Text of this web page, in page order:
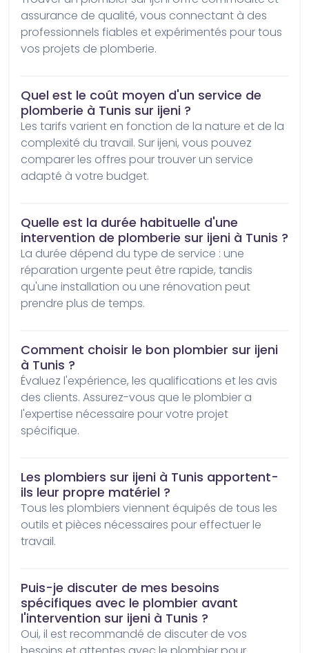
assurance de qualité, vous connectant à des
professionnels fiables et expérimentés pour tous
vos projets de plomberie.
Quel est le coût moyen d'un service de
plomberie à Tunis sur ijeni ?
Les tarifs varient en fonction de la nature et de la
complexité du travail. Sur ijeni, vous pouvez
comparer les offres pour trouver un service
adapté à votre budget.
Quelle est la durée habituelle d'une
intervention de plomberie sur ijeni à Tunis ?
La durée dépend du type de service : une
réparation urgente peut être rapide, tandis
qu'une installation ou une rénovation peut
prendre plus de temps.
Comment choisir le bon plombier sur ijeni
à Tunis ?
Évaluez l'expérience, les qualifications et les avis
des clients. Assurez-vous que le plombier a
l'expertise nécessaire pour votre projet
spécifique.
Les plombiers sur ijeni à Tunis apportent-
ils leur propre matériel ?
Tous les plombiers viennent équipés de tous les
outils et pièces nécessaires pour effectuer le
travail.
Puis-je discuter de mes besoins
spécifiques avec le plombier avant
l'intervention sur ijeni à Tunis ?
Oui, il est recommandé de discuter de vos